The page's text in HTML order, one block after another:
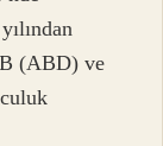
(ABD) ve